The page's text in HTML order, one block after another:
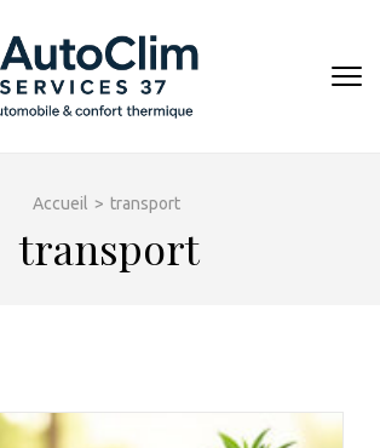
Accueil > transport
transport